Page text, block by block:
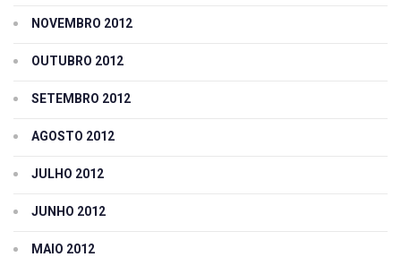
NOVEMBRO 2012
OUTUBRO 2012
SETEMBRO 2012
AGOSTO 2012
JULHO 2012
JUNHO 2012
MAIO 2012